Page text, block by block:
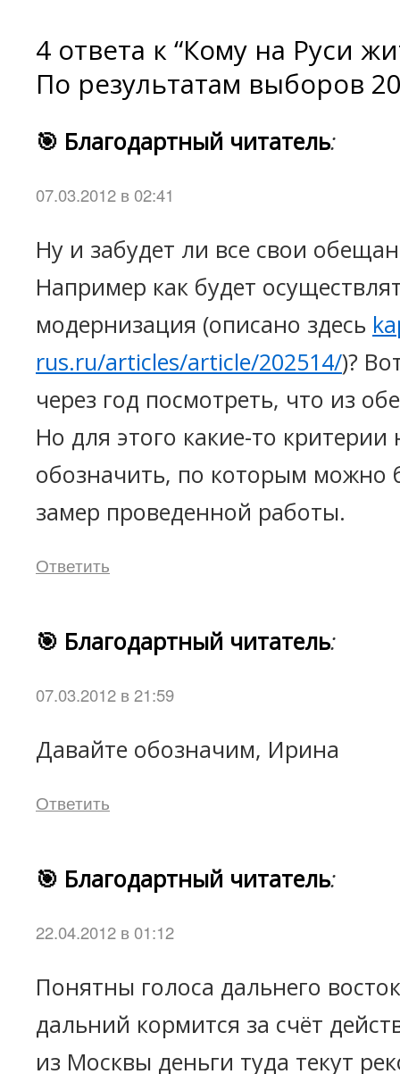
4 ответа к “Кому на Руси
По результатам выборов
🎯 Благодартный читатель:
07.03.2012 в 02:41
Ну и забудет ли все свои
Например как будет
модернизация (описано здесь
rus.ru/articles/article/202514/)?
через год посмотреть, что из
Но для этого какие-то критерии
обозначить, по которым можно
замер проведенной работы.
Ответить
🎯 Благодартный читатель:
07.03.2012 в 21:59
Давайте обозначим, Ирина
Ответить
🎯 Благодартный читатель:
22.04.2012 в 01:12
Понятны голоса дальнего
дальний кормится за счёт
из Москвы деньги туда текут